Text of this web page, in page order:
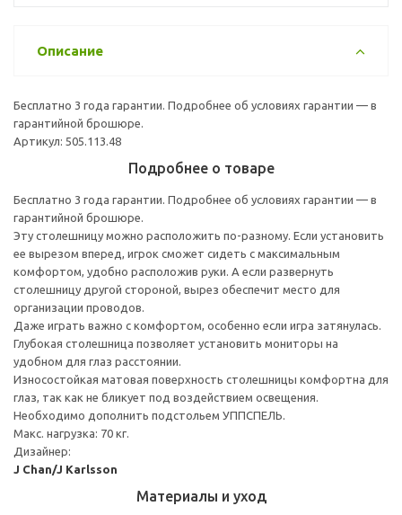
Описание
Бесплатно 3 года гарантии. Подробнее об условиях гарантии — в
гарантийной брошюре.
Артикул: 505.113.48
Подробнее о товаре
Бесплатно 3 года гарантии. Подробнее об условиях гарантии — в
гарантийной брошюре.
Эту столешницу можно расположить по-разному. Если установить
ее вырезом вперед, игрок сможет сидеть с максимальным
комфортом, удобно расположив руки. А если развернуть
столешницу другой стороной, вырез обеспечит место для
организации проводов.
Даже играть важно с комфортом, особенно если игра затянулась.
Глубокая столешница позволяет установить мониторы на
удобном для глаз расстоянии.
Износостойкая матовая поверхность столешницы комфортна для
глаз, так как не бликует под воздействием освещения.
Необходимо дополнить подстольем УППСПЕЛЬ.
Макс. нагрузка: 70 кг.
Дизайнер:
J Chan/J Karlsson
Материалы и уход